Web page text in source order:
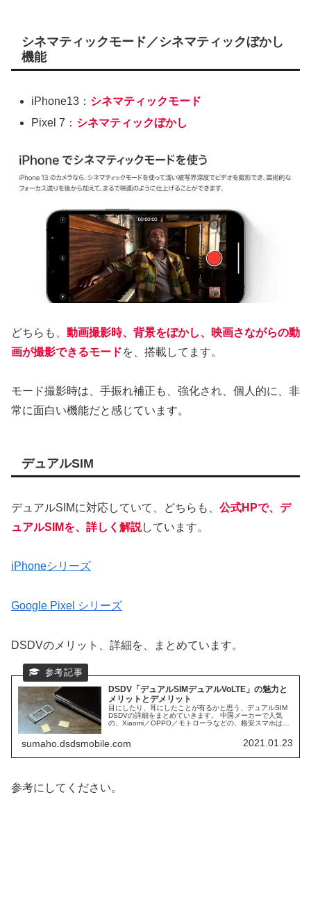
シネマティックモード／シネマティックぼかし
機能
iPhone13： シネマティックモード
Pixel 7： シネマティックぼかし
どちらも、 動画撮影時、背景をぼかし、映画さながらの動
画が撮影できるモードを、搭載してます。
モード撮影時は、手振れ補正も、強化され、個人的に、非
常に面白い機能だと感じています。
デュアルSIM
デュアルSIMに対応していて、どちらも、 公式HPで、デ
ュアルSIMを、詳しく解説しています。
iPhoneシリーズ
Google Pixel シリーズ
DSDVのメリット、詳細を、まとめています。
DSDV「デュアルSIMデュアルVoLTE」の魅力と
メリットとデメリット
目にしたり、耳にしたことが有るかと思う、デュアルSIM
DSDVの詳細をまとめていきます。 中国メーカーで人気
の、Xiaomi／OPPO／モトローラなどの、格安スマホは、
ド、AQUOS／Xperiaなども、DSDVに対応スマホが多くな
っています。 そして、日本シェアNo1の、iPhoneも、デュ
sumaho.dsdsmobile.com 2021.01.23
参考にしてください。